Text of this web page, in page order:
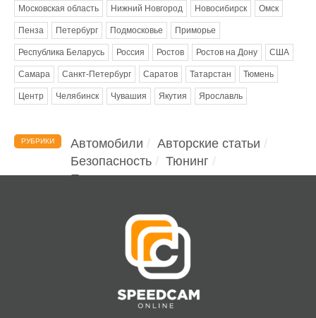
Московская область Нижний Новгород Новосибирск Омск
Пенза Петербург Подмосковье Приморье
Республика Беларусь Россия Ростов Ростов на Дону США
Самара Санкт-Петербург Саратов Татарстан Тюмень
Центр Челябинск Чувашия Якутия Ярославль
РУБРИКИ Автомобили
Авторские статьи
Безопасность
Тюнинг
Помощь водителю